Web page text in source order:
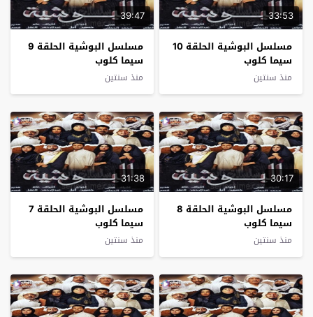
33:53
مسلسل البوشية الحلقة 10
سيما كلوب
منذ سنتين
39:47
مسلسل البوشية الحلقة 9
سيما كلوب
منذ سنتين
30:17
مسلسل البوشية الحلقة 8
سيما كلوب
منذ سنتين
31:38
مسلسل البوشية الحلقة 7
سيما كلوب
منذ سنتين